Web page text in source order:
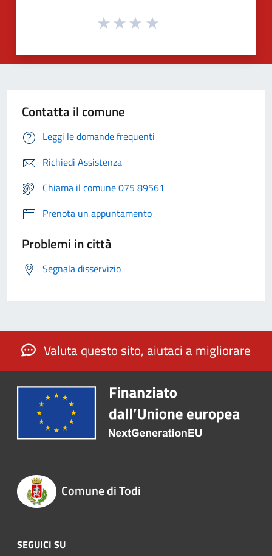
Contatta il comune
Leggi le domande frequenti
Richiedi Assistenza
Chiama il comune 075 89561
Prenota un appuntamento
Problemi in città
Segnala disservizio
Valuta questo sito, aiutaci a migliorare
Comune di Todi
SEGUICI SU